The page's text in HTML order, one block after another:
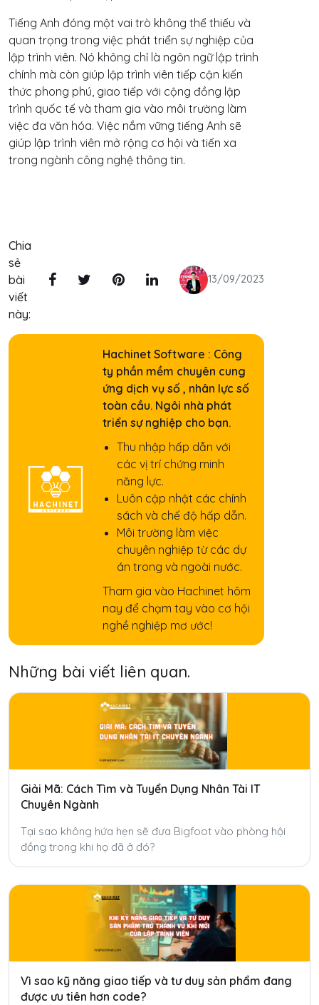
Tiếng Anh đóng một vai trò không thể thiếu và
quan trọng trong việc phát triển sự nghiệp của
lập trình viên. Nó không chỉ là ngôn ngữ lập trình
chính mà còn giúp lập trình viên tiếp cận kiến
thức phong phú, giao tiếp với cộng đồng lập
trình quốc tế và tham gia vào môi trường làm
việc đa văn hóa. Việc nắm vững tiếng Anh sẽ
giúp lập trình viên mở rộng cơ hội và tiến xa
trong ngành công nghệ thông tin.
Chia
sẻ
bài
viết
này:
13/09/2023
Hachinet Software : Công
ty phần mềm chuyên cung
ứng dịch vụ số , nhân lực số
toàn cầu. Ngôi nhà phát
triển sự nghiệp cho bạn.
Thu nhập hấp dẫn với
các vị trí chứng minh
năng lực.
Luôn cập nhật các chính
sách và chế độ hấp dẫn.
Môi trường làm việc
chuyên nghiệp từ các dự
án trong và ngoài nước.
Tham gia vào Hachinet hôm
nay để chạm tay vào cơ hội
nghề nghiệp mơ ước!
Những bài viết liên quan.
Giải Mã: Cách Tìm và Tuyển Dụng Nhân Tài IT
Chuyên Ngành
Tại sao không hứa hẹn sẽ đưa Bigfoot vào phòng hội
đồng trong khi họ đã ở đó?
Vì sao kỹ năng giao tiếp và tư duy sản phẩm đang
được ưu tiên hơn code?